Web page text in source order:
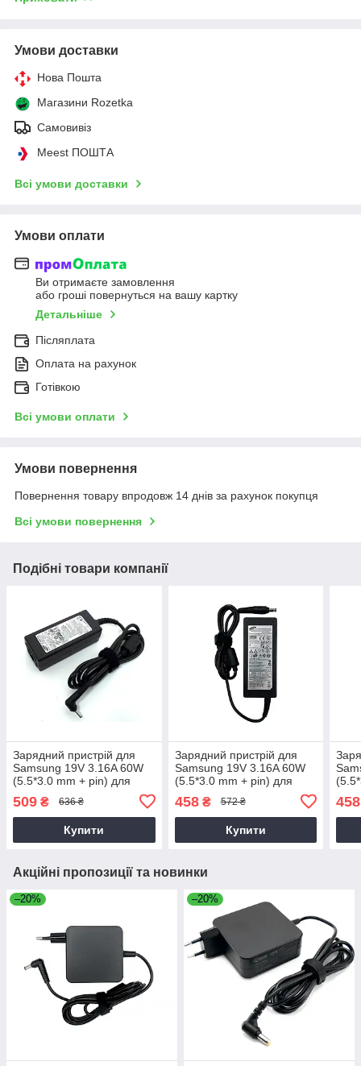
Умови доставки
Нова Пошта
Магазини Rozetka
Самовивіз
Meest ПОШТА
Всі умови доставки
Умови оплати
Ви отримаєте замовлення
або гроші повернуться на вашу картку
Детальніше
Післяплата
Оплата на рахунок
Готівкою
Всі умови оплати
Умови повернення
Повернення товару впродовж 14 днів за рахунок покупця
Всі умови повернення
Подібні товари компанії
Зарядний пристрій для
Samsung 19V 3.16A 60W
(5.5*3.0 mm + pin) для
NP905S3G
509 ₴ 636 ₴
Купити
Зарядний пристрій для
Samsung 19V 3.16A 60W
(5.5*3.0 mm + pin) для
458₴ 572 ₴
Купити
458
Акційні пропозиції та новинки
–20% –20%